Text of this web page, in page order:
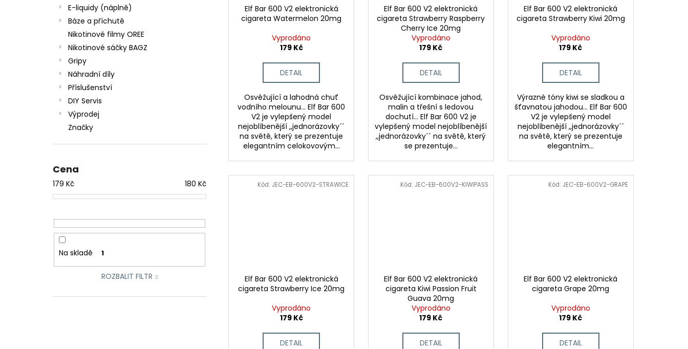
E-liquidy (náplně)
Báze a příchutě
Nikotinové filmy OREE
Nikotinové sáčky BAGZ
Gripy
Náhradní díly
Příslušenství
DIY Servis
Výprodej
Značky
Cena
179 Kč 180 Kč
Na skladě 1
ROZBALIT FILTR
Elf Bar 600 V2 elektronická
cigareta Watermelon 20mg
Vyprodáno
179 Kč
DETAIL
Osvěžující a lahodná chuť
vodního melounu... Elf Bar 600
V2 je vylepšený model
nejoblíbenější ,,jednorázovky´´
na světě, který se prezentuje
elegantním celokovovým...
Elf Bar 600 V2 elektronická
cigareta Strawberry Raspberry
Cherry Ice 20mg
Vyprodáno
179 Kč
DETAIL
Osvěžující kombinace jahod,
malin a třešní s ledovou
dochutí... Elf Bar 600 V2 je
vylepšený model nejoblíbenější
,,jednorázovky´´ na světě, který
se prezentuje...
Elf Bar 600 V2 elektronická
cigareta Strawberry Kiwi 20mg
Vyprodáno
179 Kč
DETAIL
Výrazné tóny kiwi se sladkou a
šťavnatou jahodou... Elf Bar 600
V2 je vylepšený model
nejoblíbenější ,,jednorázovky´´
na světě, který se prezentuje
elegantním...
Elf Bar 600 V2 elektronická
cigareta Strawberry Ice 20mg
Vyprodáno
179 Kč
DETAIL
Kód: JEC-EB-600V2-STRAWICE
Elf Bar 600 V2 elektronická
cigareta Kiwi Passion Fruit
Guava 20mg
Vyprodáno
179 Kč
DETAIL
Kód: JEC-EB-600V2-KIWIPASS
Elf Bar 600 V2 elektronická
cigareta Grape 20mg
Vyprodáno
179 Kč
DETAIL
Kód: JEC-EB-600V2-GRAPE